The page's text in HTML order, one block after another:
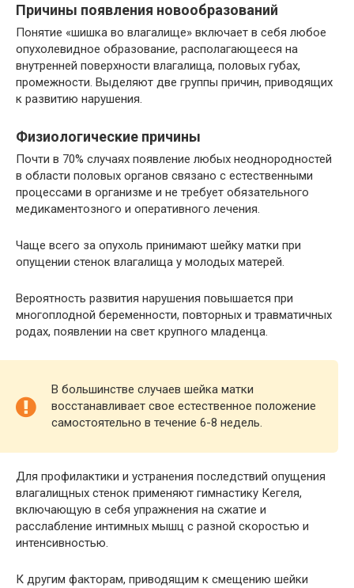
Причины появления новообразований
Понятие «шишка во влагалище» включает в себя любое
опухолевидное образование, располагающееся на
внутренней поверхности влагалища, половых губах,
промежности. Выделяют две группы причин, приводящих
к развитию нарушения.
Физиологические причины
Почти в 70% случаях появление любых неоднородностей
в области половых органов связано с естественными
процессами в организме и не требует обязательного
медикаментозного и оперативного лечения.
Чаще всего за опухоль принимают шейку матки при
опущении стенок влагалища у молодых матерей.
Вероятность развития нарушения повышается при
многоплодной беременности, повторных и травматичных
родах, появлении на свет крупного младенца.
В большинстве случаев шейка матки
восстанавливает свое естественное положение
самостоятельно в течение 6-8 недель.
Для профилактики и устранения последствий опущения
влагалищных стенок применяют гимнастику Кегеля,
включающую в себя упражнения на сжатие и
расслабление интимных мышц с разной скоростью и
интенсивностью.
К другим факторам, приводящим к смещению шейки